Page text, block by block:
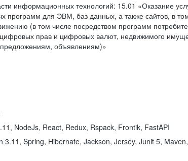
информационных технологий: 15.01 «Оказание
программ для ЭВМ, баз данных, а также сайтов, в
(в том числе посредством программ
прав и цифровых валют, недвижимого
объявлениям)»
NodeJs, React, Redux, Rspack, Frontik, FastAPI
Spring, Hibernate, Jackson, Jersey, Junit 5,